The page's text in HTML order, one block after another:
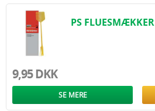
PS FLUESMÆKKER
9,95 DKK
SE MERE